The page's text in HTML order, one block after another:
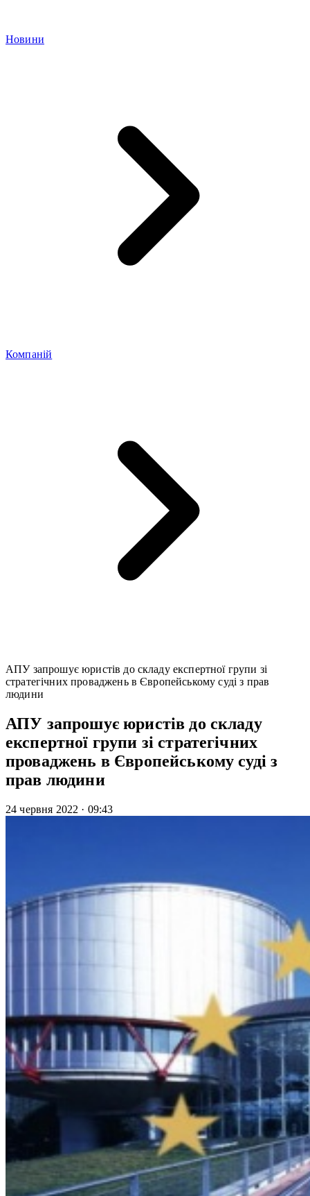
Новини
Компаній
АПУ запрошує юристів до складу експертної групи зі
стратегічних проваджень в Європейському суді з прав
людини
АПУ запрошує юристів до складу
експертної групи зі стратегічних
проваджень в Європейському суді з
прав людини
24 червня 2022 · 09:43